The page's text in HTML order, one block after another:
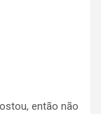
então não